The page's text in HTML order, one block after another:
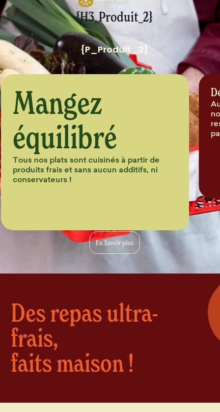
{H3_Produit_2}
{P_Produit_2}
Mangez
équilibré
Tous nos plats sont cuisinés à partir de
produits frais et sans aucun additifs, ni
conservateurs !
En Savoir plus
Des repas ultra-
frais,
faits maison !